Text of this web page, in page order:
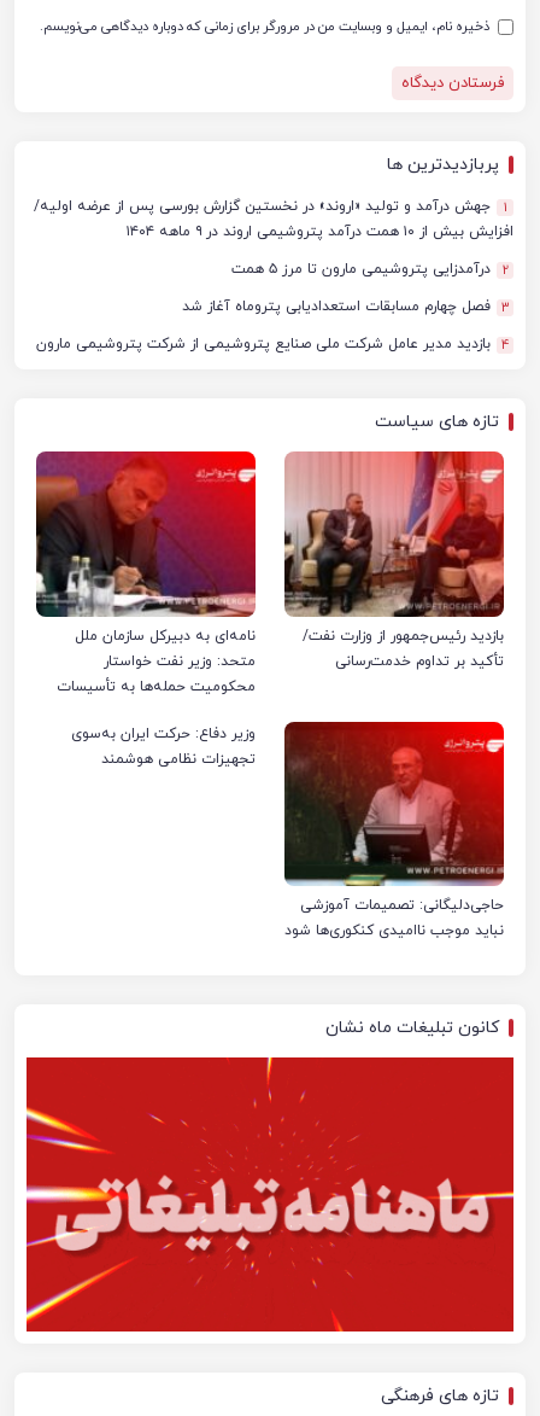
ذخیره نام، ایمیل و وبسایت من در مرورگر برای زمانی که دوباره دیدگاهی می‌نویسم.
پربازدیدترین ها
1
جهش درآمد و تولید «اروند» در نخستین گزارش بورسی پس از عرضه اولیه/
افزایش بیش از ۱۰ همت درآمد پتروشیمی اروند در ۹ ماهه ۱۴۰۴
2 درآمدزایی پتروشیمی مارون تا مرز ۵ همت
3 فصل چهارم مسابقات استعدادیابی پتروماه آغاز شد
4 بازدید مدیر عامل شرکت ملی صنایع پتروشیمی از شرکت پتروشیمی مارون
تازه های سیاست
بازدید رئیس‌جمهور از وزارت نفت/
تأکید بر تداوم خدمت‌رسانی
نامه‌ای به دبیرکل سازمان ملل
متحد: وزیر نفت خواستار
محکومیت حمله‌ها به تأسیسات
حاجی‌دلیگانی: تصمیمات آموزشی
نباید موجب ناامیدی کنکوری‌ها شود
وزیر دفاع: حرکت ایران به‌سوی
تجهیزات نظامی هوشمند
کانون تبلیغات ماه نشان
تازه های فرهنگی